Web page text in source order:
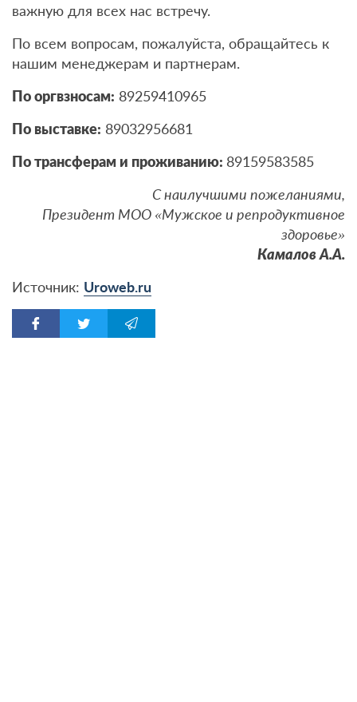
важную для всех нас встречу.
По всем вопросам, пожалуйста, обращайтесь к
нашим менеджерам и партнерам.
По оргвзносам: 89259410965
По выставке: 89032956681
По трансферам и проживанию: 89159583585
С наилучшими пожеланиями,
Президент МОО «Мужское и репродуктивное
здоровье»
Камалов А.А.
Источник: Uroweb.ru